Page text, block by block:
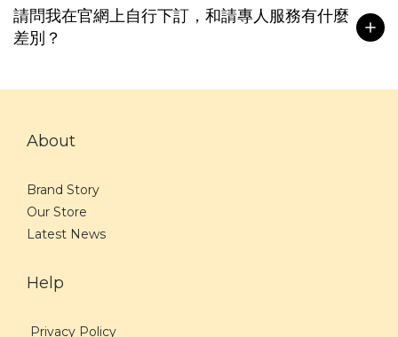
請問我在官網上自行下訂，和請專人服務有什麼
差別？
About
Brand Story
Our Store
Latest News
Help
Privacy Policy